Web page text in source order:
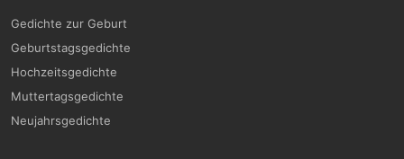
Gedichte zur Geburt
Geburtstagsgedichte
Hochzeitsgedichte
Muttertagsgedichte
Neujahrsgedichte